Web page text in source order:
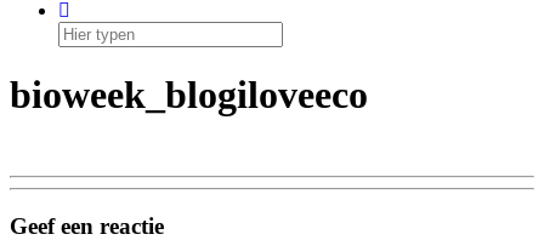
bioweek_blogiloveeco
Geef een reactie